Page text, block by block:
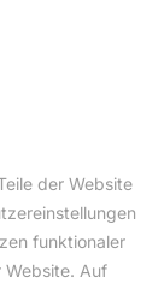
der Website
funktionaler
Website. Auf